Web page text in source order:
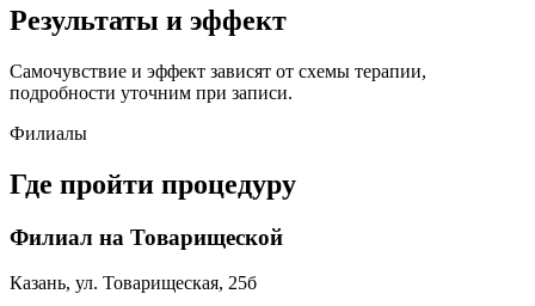
Результаты и эффект
Самочувствие и эффект зависят от схемы терапии,
подробности уточним при записи.
Филиалы
Где пройти процедуру
Филиал на Товарищеской
Казань, ул. Товарищеская, 25б